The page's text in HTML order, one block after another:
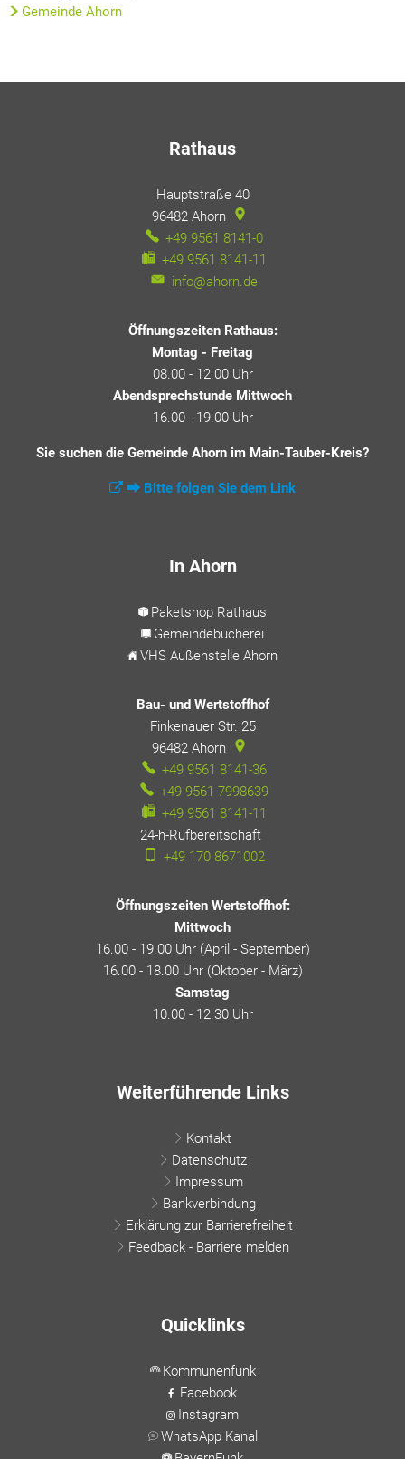
Gemeinde Ahorn
Rathaus
Hauptstraße 40
96482 Ahorn
+49 9561 8141-0
+49 9561 8141-11
info@ahorn.de
Öffnungszeiten Rathaus:
Montag - Freitag
08.00 - 12.00 Uhr
Abendsprechstunde Mittwoch
16.00 - 19.00 Uhr
Sie suchen die Gemeinde Ahorn im Main-Tauber-Kreis?
⮕ Bitte folgen Sie dem Link
In Ahorn
Paketshop Rathaus
Gemeindebücherei
VHS Außenstelle Ahorn
Bau- und Wertstoffhof
Finkenauer Str. 25
96482 Ahorn
+49 9561 8141-36
+49 9561 7998639
+49 9561 8141-11
24-h-Rufbereitschaft
+49 170 8671002
Öffnungszeiten Wertstoffhof:
Mittwoch
16.00 - 19.00 Uhr (April - September)
16.00 - 18.00 Uhr (Oktober - März)
Samstag
10.00 - 12.30 Uhr
Weiterführende Links
Kontakt
Datenschutz
Impressum
Bankverbindung
Erklärung zur Barrierefreiheit
Feedback - Barriere melden
Quicklinks
Kommunenfunk
Facebook
Instagram
WhatsApp Kanal